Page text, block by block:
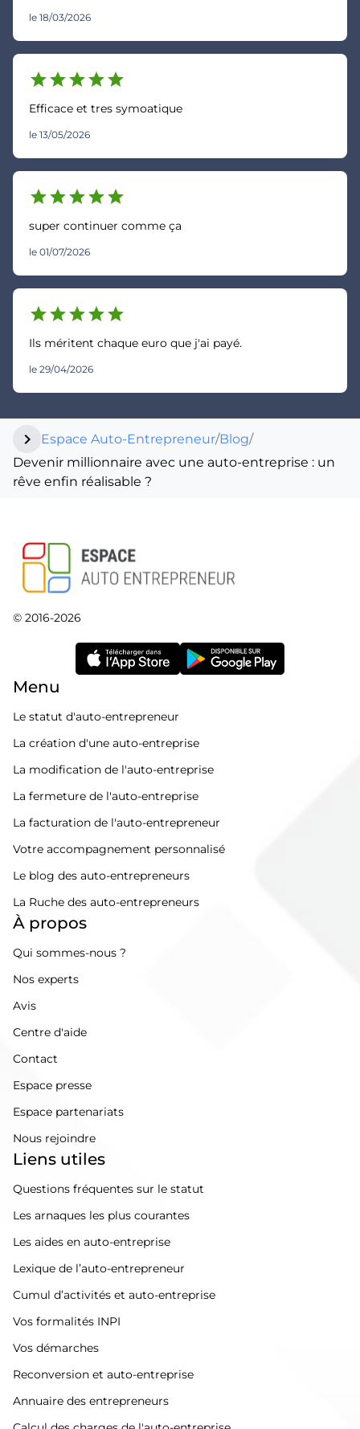
le 18/03/2026
starstarstarstarstar
Efficace et tres symoatique
le 13/05/2026
starstarstarstarstar
super continuer comme ça
le 01/07/2026
starstarstarstarstar
Ils méritent chaque euro que j'ai payé.
le 29/04/2026
chevron_right Espace Auto-Entrepreneur/Blog/
Devenir millionnaire avec une auto-entreprise : un
rêve enfin réalisable ?
© 2016-2026
Menu
Le statut d'auto-entrepreneur
La création d'une auto-entreprise
La modification de l'auto-entreprise
La fermeture de l'auto-entreprise
La facturation de l'auto-entrepreneur
Votre accompagnement personnalisé
Le blog des auto-entrepreneurs
La Ruche des auto-entrepreneurs
À propos
Qui sommes-nous ?
Nos experts
Avis
Centre d'aide
Contact
Espace presse
Espace partenariats
Nous rejoindre
Liens utiles
Questions fréquentes sur le statut
Les arnaques les plus courantes
Les aides en auto-entreprise
Lexique de l’auto-entrepreneur
Cumul d’activités et auto-entreprise
Vos formalités INPI
Vos démarches
Reconversion et auto-entreprise
Annuaire des entrepreneurs